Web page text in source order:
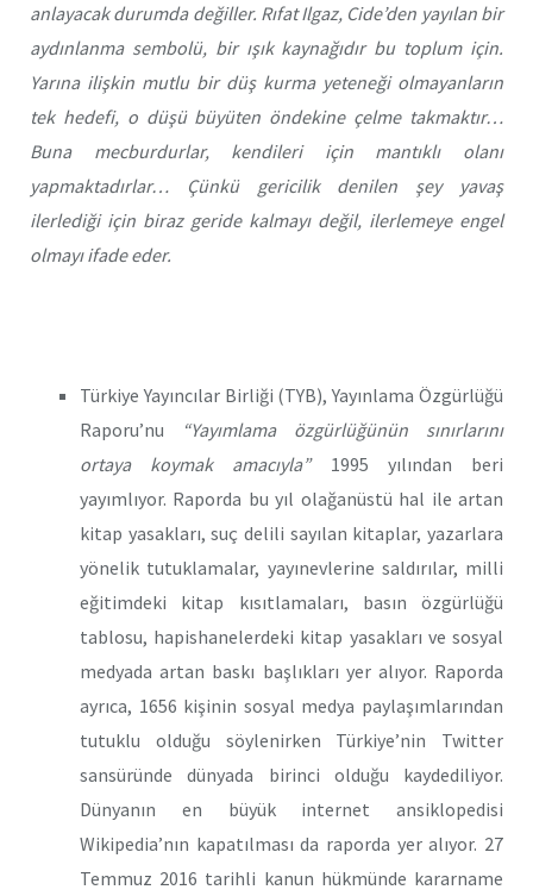
anlayacak durumda değiller. Rıfat Ilgaz, Cide’den yayılan bir
aydınlanma sembolü, bir ışık kaynağıdır bu toplum için.
Yarına ilişkin mutlu bir düş kurma yeteneği olmayanların
tek hedefi, o düşü büyüten öndekine çelme takmaktır…
Buna mecburdurlar, kendileri için mantıklı olanı
yapmaktadırlar… Çünkü gericilik denilen şey yavaş
ilerlediği için biraz geride kalmayı değil, ilerlemeye engel
olmayı ifade eder.
Türkiye Yayıncılar Birliği (TYB), Yayınlama Özgürlüğü
Raporu’nu
“Yayımlama özgürlüğünün sınırlarını
ortaya koymak amacıyla”1995 yılından beri
yayımlıyor. Raporda bu yıl olağanüstü hal ile artan
kitap yasakları, suç delili sayılan kitaplar, yazarlara
yönelik tutuklamalar, yayınevlerine saldırılar, milli
eğitimdeki kitap kısıtlamaları, basın özgürlüğü
tablosu, hapishanelerdeki kitap yasakları ve sosyal
medyada artan baskı başlıkları yer alıyor. Raporda
ayrıca, 1656 kişinin sosyal medya paylaşımlarından
tutuklu olduğu söylenirken Türkiye’nin Twitter
sansüründe dünyada birinci olduğu kaydediliyor.
Dünyanın en büyük internet ansiklopedisi
Wikipedia’nın kapatılması da raporda yer alıyor. 27
Temmuz 2016 tarihli kanun hükmünde kararname